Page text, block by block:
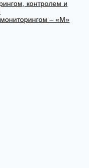
контролем и
– «М»